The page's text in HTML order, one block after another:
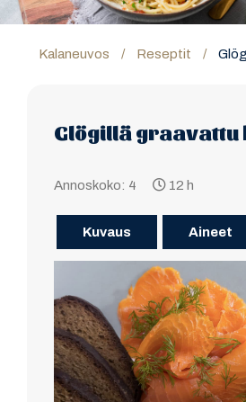
Kalaneuvos / Reseptit /
Glögillä
Annoskoko: 4 12 h
Kuvaus Aineet